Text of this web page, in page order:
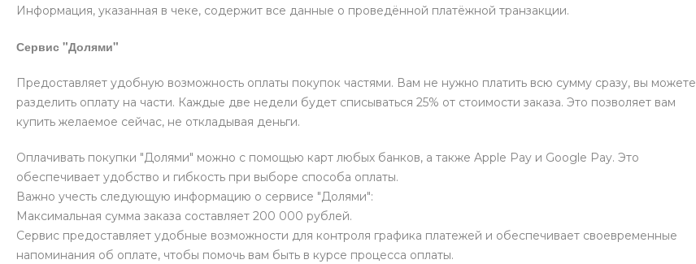
Информация, указанная в чеке, содержит все данные о проведённой платёжной транзакции.
Сервис "Долями"
Предоставляет удобную возможность оплаты покупок частями. Вам не нужно платить всю сумму сразу, вы можете
разделить оплату на части. Каждые две недели будет списываться 25% от стоимости заказа. Это позволяет вам
купить желаемое сейчас, не откладывая деньги.
Оплачивать покупки "Долями" можно с помощью карт любых банков, а также Apple Pay и Google Pay. Это
обеспечивает удобство и гибкость при выборе способа оплаты.
Важно учесть следующую информацию о сервисе "Долями":
Максимальная сумма заказа составляет 200 000 рублей.
Сервис предоставляет удобные возможности для контроля графика платежей и обеспечивает своевременные
напоминания об оплате, чтобы помочь вам быть в курсе процесса оплаты.